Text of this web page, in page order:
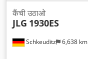
Schkeuditz 6,638 km
कैंची उठाओ
JLG 1930ES